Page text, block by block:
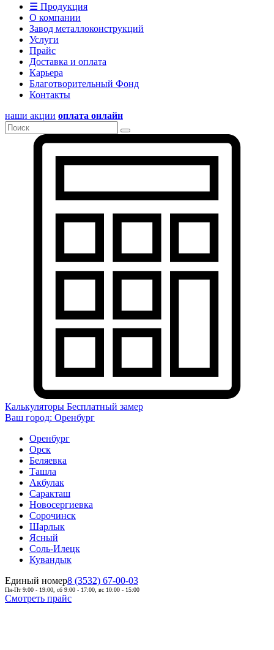
☰ Продукция
О компании
Завод металлоконструкций
Услуги
Прайс
Доставка и оплата
Карьера
Благотворительный Фонд
Контакты
наши акции оплата онлайн
Калькуляторы Бесплатный замер
Ваш город: Оренбург
Оренбург
Орск
Беляевка
Ташла
Акбулак
Саракташ
Новосергиевка
Сорочинск
Шарлык
Ясный
Соль-Илецк
Кувандык
Единый номер8 (3532) 67-00-03
Пн-Пт 9:00 - 19:00, сб 9:00 - 17:00, вс 10:00 - 15:00
Смотреть прайс